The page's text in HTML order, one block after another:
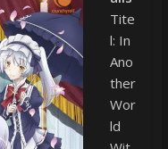
Tite
l: In
Ano
ther
Wor
ld